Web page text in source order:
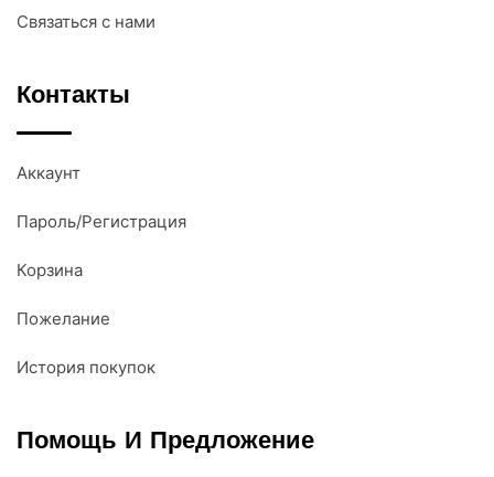
Связаться с нами
Контакты
Аккаунт
Пароль/Регистрация
Корзина
Пожелание
История покупок
Помощь И Предложение